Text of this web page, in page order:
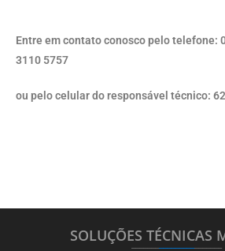
Entre em contato conosco pelo telefone:
3110 5757
ou pelo celular do responsável técnico:
SOLUÇÕES TÉCNICAS
_______________________